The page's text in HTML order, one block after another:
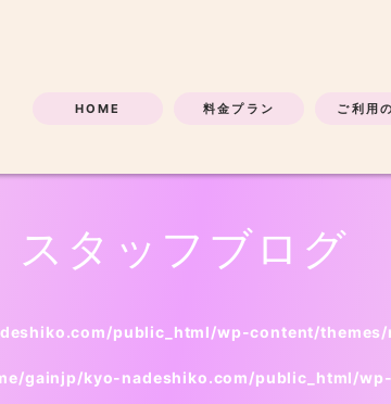
HOME 料金プラン ご利用
スタッフブログ
public_html/wp-content/
gainjp/kyo-nadeshiko.com/public_html/